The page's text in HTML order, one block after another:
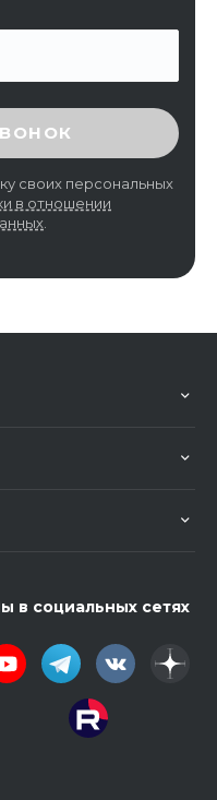
своих персональных
в отношении
.
в социальных сетях